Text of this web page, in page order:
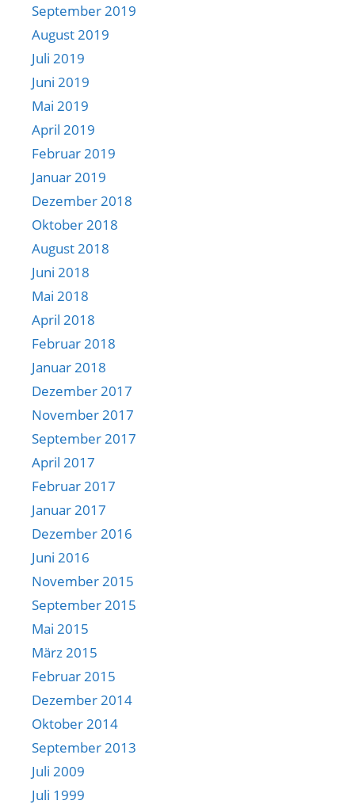
September 2019
August 2019
Juli 2019
Juni 2019
Mai 2019
April 2019
Februar 2019
Januar 2019
Dezember 2018
Oktober 2018
August 2018
Juni 2018
Mai 2018
April 2018
Februar 2018
Januar 2018
Dezember 2017
November 2017
September 2017
April 2017
Februar 2017
Januar 2017
Dezember 2016
Juni 2016
November 2015
September 2015
Mai 2015
März 2015
Februar 2015
Dezember 2014
Oktober 2014
September 2013
Juli 2009
Juli 1999